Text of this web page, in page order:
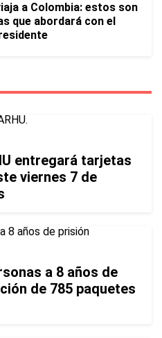
a Colombia: estos son
que abordará con el
entregará tarjetas
viernes 7 de
a 8 años de
de 785 paquetes